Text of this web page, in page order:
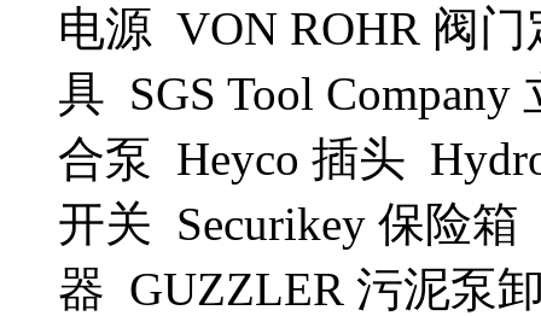
电源 VON ROHR 阀
具 SGS Tool
合泵 Heyco 插头
开关 Securikey 保险箱
器 GUZZLER 污泥泵